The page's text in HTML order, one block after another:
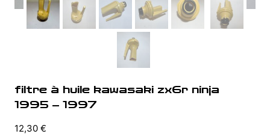
filtre à huile kawasaki zx6r ninja
1995 – 1997
12,30 €